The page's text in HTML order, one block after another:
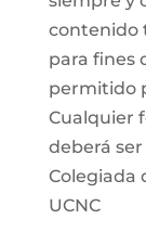
contenido
para fines
permitido
Cualquier
deberá
Colegiada
UCNC